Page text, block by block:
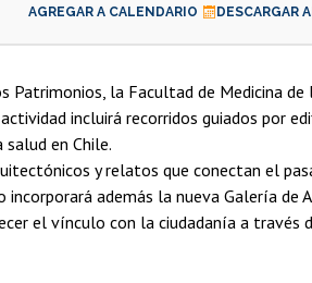
AGREGAR A CALENDARIO DESCARGAR
Patrimonios, la Facultad de Medicina de
incluirá recorridos guiados por
en Chile.
y relatos que conectan el
además la nueva Galería de
el vínculo con la ciudadanía a través